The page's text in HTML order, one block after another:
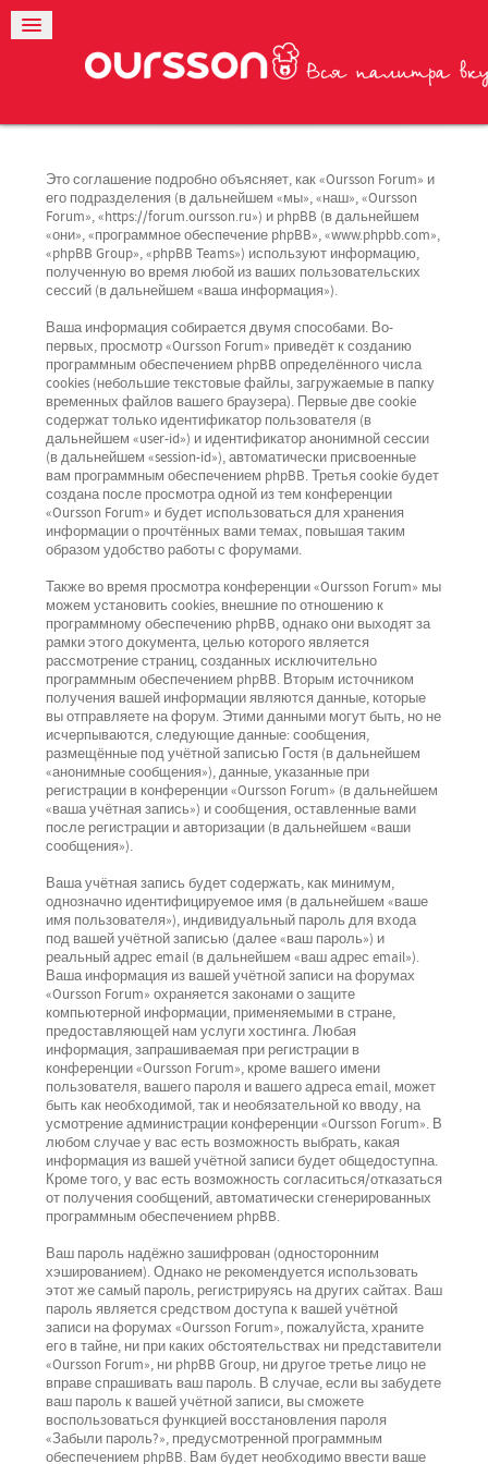
Это соглашение подробно объясняет, как «Oursson Forum» и
его подразделения (в дальнейшем «мы», «наш», «Oursson
Forum», «https://forum.oursson.ru») и phpBB (в дальнейшем
«они», «программное обеспечение phpBB», «www.phpbb.com»,
«phpBB Group», «phpBB Teams») используют информацию,
полученную во время любой из ваших пользовательских
сессий (в дальнейшем «ваша информация»).
Ваша информация собирается двумя способами. Во-
первых, просмотр «Oursson Forum» приведёт к созданию
программным обеспечением phpBB определённого числа
cookies (небольшие текстовые файлы, загружаемые в папку
временных файлов вашего браузера). Первые две cookie
содержат только идентификатор пользователя (в
дальнейшем «user-id») и идентификатор анонимной сессии
(в дальнейшем «session-id»), автоматически присвоенные
вам программным обеспечением phpBB. Третья cookie будет
создана после просмотра одной из тем конференции
«Oursson Forum» и будет использоваться для хранения
информации о прочтённых вами темах, повышая таким
образом удобство работы с форумами.
Также во время просмотра конференции «Oursson Forum» мы
можем установить cookies, внешние по отношению к
программному обеспечению phpBB, однако они выходят за
рамки этого документа, целью которого является
рассмотрение страниц, созданных исключительно
программным обеспечением phpBB. Вторым источником
получения вашей информации являются данные, которые
вы отправляете на форум. Этими данными могут быть, но не
исчерпываются, следующие данные: сообщения,
размещённые под учётной записью Гостя (в дальнейшем
«анонимные сообщения»), данные, указанные при
регистрации в конференции «Oursson Forum» (в дальнейшем
«ваша учётная запись») и сообщения, оставленные вами
после регистрации и авторизации (в дальнейшем «ваши
сообщения»).
Ваша учётная запись будет содержать, как минимум,
однозначно идентифицируемое имя (в дальнейшем «ваше
имя пользователя»), индивидуальный пароль для входа
под вашей учётной записью (далее «ваш пароль») и
реальный адрес email (в дальнейшем «ваш адрес email»).
Ваша информация из вашей учётной записи на форумах
«Oursson Forum» охраняется законами о защите
компьютерной информации, применяемыми в стране,
предоставляющей нам услуги хостинга. Любая
информация, запрашиваемая при регистрации в
конференции «Oursson Forum», кроме вашего имени
пользователя, вашего пароля и вашего адреса email, может
быть как необходимой, так и необязательной ко вводу, на
усмотрение администрации конференции «Oursson Forum». В
любом случае у вас есть возможность выбрать, какая
информация из вашей учётной записи будет общедоступна.
Кроме того, у вас есть возможность согласиться/отказаться
от получения сообщений, автоматически сгенерированных
программным обеспечением phpBB.
Ваш пароль надёжно зашифрован (односторонним
хэшированием). Однако не рекомендуется использовать
этот же самый пароль, регистрируясь на других сайтах. Ваш
пароль является средством доступа к вашей учётной
записи на форумах «Oursson Forum», пожалуйста, храните
его в тайне, ни при каких обстоятельствах ни представители
«Oursson Forum», ни phpBB Group, ни другое третье лицо не
вправе спрашивать ваш пароль. В случае, если вы забудете
ваш пароль к вашей учётной записи, вы сможете
воспользоваться функцией восстановления пароля
«Забыли пароль?», предусмотренной программным
обеспечением phpBB. Вам будет необходимо ввести ваше